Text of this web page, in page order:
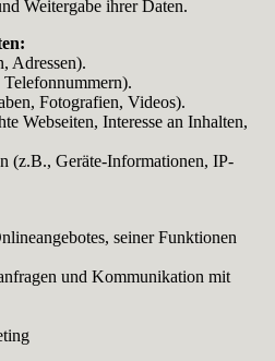
Weitergabe ihrer Daten.
Adressen).
Fotografien, Videos).
Webseiten, Interesse an Inhalten,
(z.B., Geräte-Informationen, IP-
seiner Funktionen
und Kommunikation mit